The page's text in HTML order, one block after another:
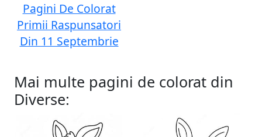
Pagini De Colorat
Primii Raspunsatori
Din 11 Septembrie
Mai multe pagini de colorat din
Diverse: